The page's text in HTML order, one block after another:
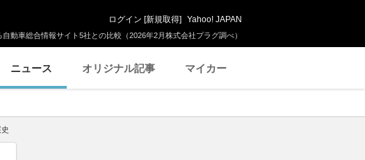
動車総合情報サイト5社との比較（2026年2月株式会社プラグ調べ）
ログイン [新規取得] Yahoo! JAPAN
ニュース オリジナル記事 マイカー